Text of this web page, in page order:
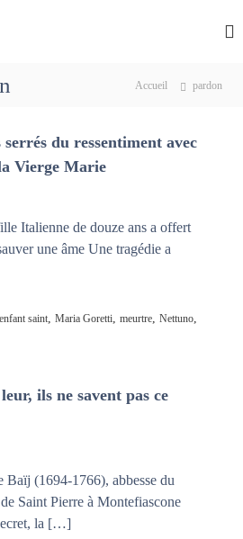
Accueil pardon
du ressentiment avec
Vierge Marie
Italienne de douze ans a offert
une âme Une tragédie a
enfant saint, Maria Goretti, meurtre, Nettuno,
ils ne savent pas ce
(1694-1766), abbesse du
Saint Pierre à Montefiascone
la […]